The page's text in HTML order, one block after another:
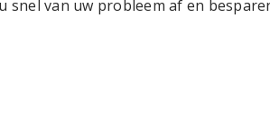
snel van uw probleem af en